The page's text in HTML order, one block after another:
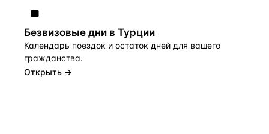
Безвизовые дни в Турции
Календарь поездок и остаток дней для вашего
гражданства.
Открыть →